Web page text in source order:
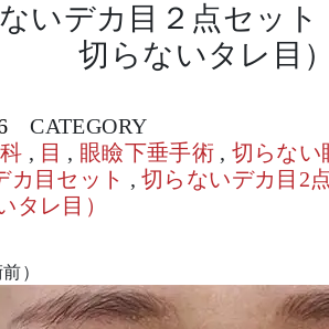
いデカ目２点セット
切らないタレ目
CATEGORY
, 目 , 眼瞼下垂手術 , 切らない
カ目セット , 切らないデカ目2
タレ目）
）